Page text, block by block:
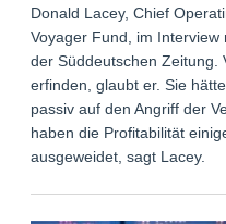
Donald Lacey, Chief
Voyager Fund, im
der Süddeutschen Zeitung.
erfinden, glaubt er. Sie
passiv auf den Angriff der
haben die Profitabilität
ausgeweidet, sagt Lacey.